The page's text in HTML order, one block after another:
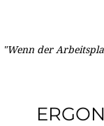
"Wenn der